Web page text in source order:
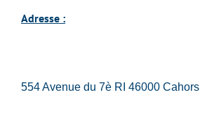
Adresse :
554 Avenue du 7è RI 46000 Cahors